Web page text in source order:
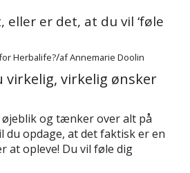
eller er det, at du vil ‘føle
Herbalife?/afAnnemarie Doolin
virkelig, virkelig ønsker
og tænker over alt på
du opdage, at det faktisk er en
at opleve! Du vil føle dig